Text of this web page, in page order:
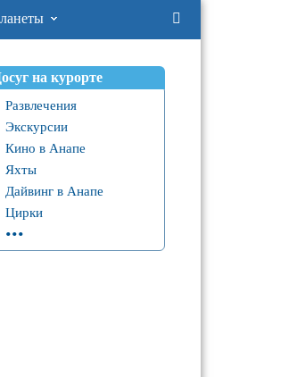
на курорте
Развлечения
Экскурсии
Кино в Анапе
Яхты
Дайвинг в Анапе
Цирки
...